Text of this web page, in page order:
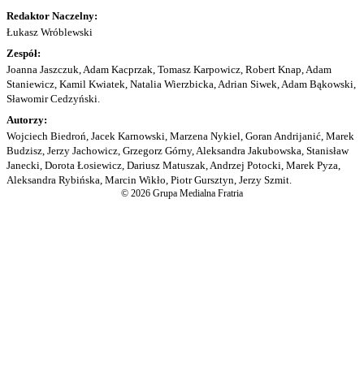
Redaktor Naczelny:
Łukasz Wróblewski
Zespół:
Joanna Jaszczuk, Adam Kacprzak, Tomasz Karpowicz, Robert Knap, Adam
Staniewicz, Kamil Kwiatek, Natalia Wierzbicka, Adrian Siwek, Adam Bąkowski,
Sławomir Cedzyński.
Autorzy:
Wojciech Biedroń, Jacek Karnowski, Marzena Nykiel, Goran Andrijanić, Marek
Budzisz, Jerzy Jachowicz, Grzegorz Górny, Aleksandra Jakubowska, Stanisław
Janecki, Dorota Łosiewicz, Dariusz Matuszak, Andrzej Potocki, Marek Pyza,
Aleksandra Rybińska, Marcin Wikło, Piotr Gursztyn, Jerzy Szmit.
© 2026 Grupa Medialna Fratria